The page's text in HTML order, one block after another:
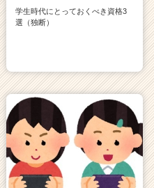
学生時代にとっておくべき資格3
選（独断）